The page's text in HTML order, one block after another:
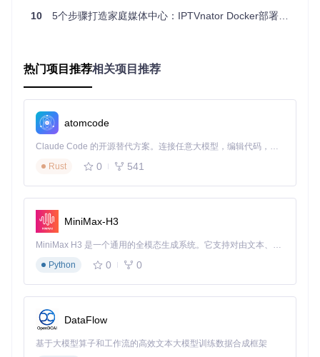
导入两种方式，轻松添加你的IPTV资源
家庭娱乐中心
育，各取所需。
旅居人士的家乡频道
常年在外的人，通过iptvnator可以轻松收看家乡电视台，缓解
企业宣传展示系统
商铺或公司大厅的显示屏，可通过iptvnator循环播放宣传片，
排，让你轻松掌握收视计划
基础原理与核心组件
工作原理
10 5个步骤打造家庭媒体中心：IPTVnator Docker部署指南
热门项目推荐相关项目推荐
atomcode
Claude Code 的开源替代方案。连接任意大模型，编辑代码，运行命令，自动验证 — 全自动执行。用 Rust 构建，极致性能。 ｜ An open-source alternative to Claude Code. Connect any LLM, edit code, run commands, and verify changes — autonomously. Built in Rust for speed. Get Started
Rust
0 541
MiniMax-H3
MiniMax H3 是一个通用的全模态生成系统。它支持对由文本、图像、视频和音频组成的多模态上下文进行统一理解，并能生成分辨率高达 2K、时长可达 15 秒的带原生立体声音频的视频。得益于面向任务泛化的系统设计，H3 在预训练阶段就已具备广泛的多模态上下文理解与生成能力，能够出色地执行复杂的多模态指令。
Python
0 0
DataFlow
基于大模型算子和工作流的高效文本大模型训练数据合成框架